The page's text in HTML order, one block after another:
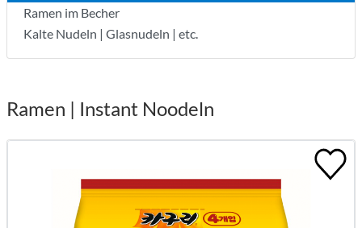
Ramen im Becher
Kalte Nudeln | Glasnudeln | etc.
Ramen | Instant Noodeln